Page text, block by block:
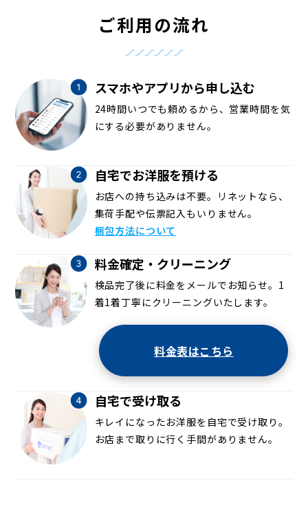
ご利用の流れ
スマホやアプリから申し込む
24時間いつでも頼めるから、営業時間を気
にする必要がありません。
自宅でお洋服を預ける
お店への持ち込みは不要。リネットなら、
集荷手配や伝票記入もいりません。
梱包方法について
料金確定・クリーニング
検品完了後に料金をメールでお知らせ。1
着1着丁寧にクリーニングいたします。
料金表はこちら
自宅で受け取る
キレイになったお洋服を自宅で受け取り。
お店まで取りに行く手間がありません。